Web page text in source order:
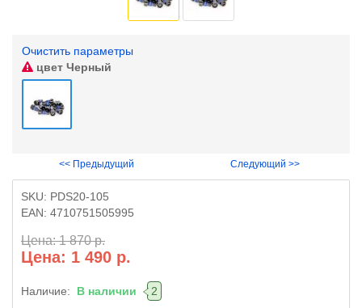
Очистить параметры
цвет Черный
<< Предыдущий Следующий >>
SKU: PDS20-105
EAN: 4710751505995
Цена: 1 870 р.
Цена: 1 490 р.
Наличие: В наличии 2